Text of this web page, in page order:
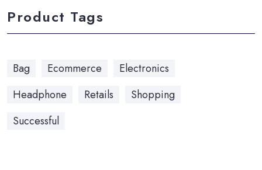
Product Tags
Bag Ecommerce
Electronics
Headphone
Retails
Shopping
Successful